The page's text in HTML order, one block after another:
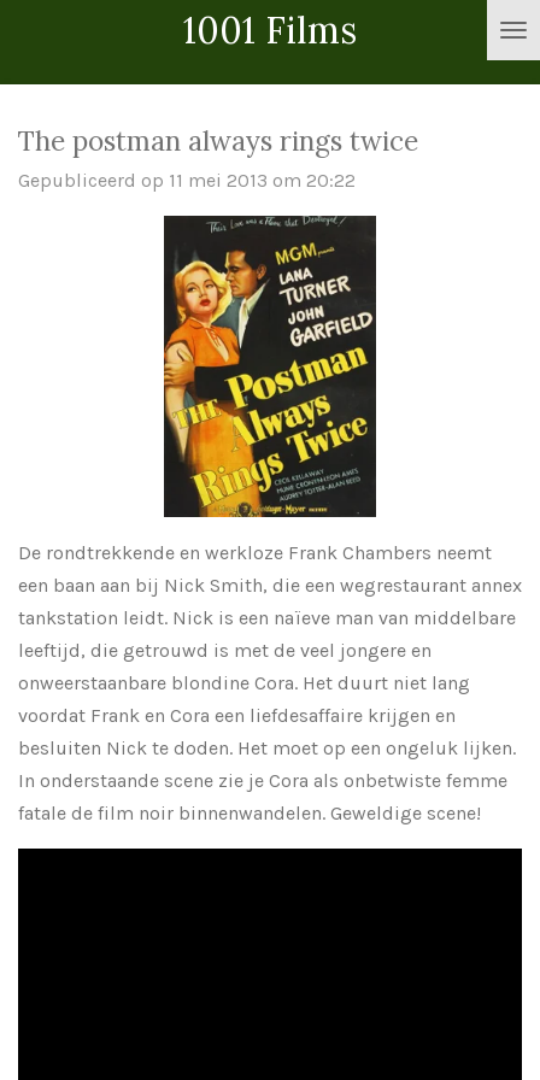
hoofdinhoud
1001 Films
The postman always rings twice
Gepubliceerd op 11 mei 2013 om 20:22
De rondtrekkende en werkloze Frank Chambers neemt
een baan aan bij Nick Smith, die een wegrestaurant annex
tankstation leidt. Nick is een naïeve man van middelbare
leeftijd, die getrouwd is met de veel jongere en
onweerstaanbare blondine Cora. Het duurt niet lang
voordat Frank en Cora een liefdesaffaire krijgen en
besluiten Nick te doden. Het moet op een ongeluk lijken.
In onderstaande scene zie je Cora als onbetwiste femme
fatale de film noir binnenwandelen. Geweldige scene!